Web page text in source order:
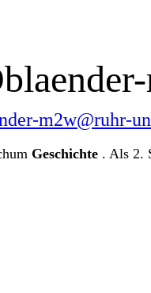
m2w@ruhr-
Geschichte . Als 2.